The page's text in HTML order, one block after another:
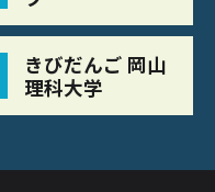
きびだんご 岡山
理科大学